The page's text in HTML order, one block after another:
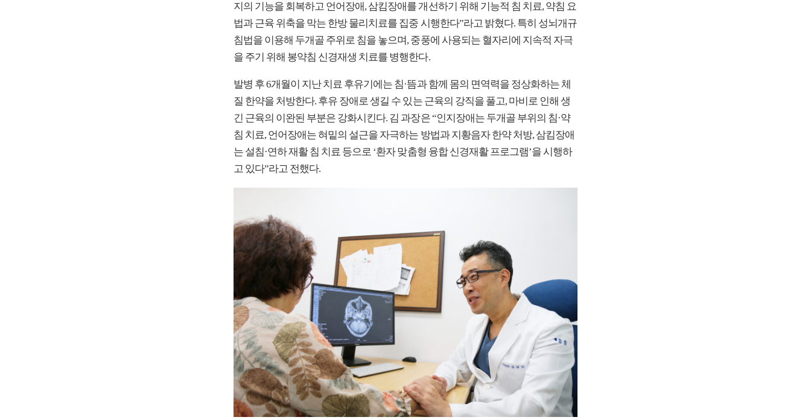
지의 기능을 회복하고 언어장애, 삼킴장애를 개선하기 위해 기능적 침 치료, 약침 요
법과 근육 위축을 막는 한방 물리치료를 집중 시행한다”라고 밝혔다. 특히 성뇌개규
침법을 이용해 두개골 주위로 침을 놓으며, 중풍에 사용되는 혈자리에 지속적 자극
을 주기 위해 봉약침 신경재생 치료를 병행한다.
발병 후 6개월이 지난 치료 후유기에는 침·뜸과 함께 몸의 면역력을 정상화하는 체
질 한약을 처방한다. 후유 장애로 생길 수 있는 근육의 강직을 풀고, 마비로 인해 생
긴 근육의 이완된 부분은 강화시킨다. 김 과장은 “인지장애는 두개골 부위의 침·약
침 치료, 언어장애는 혀밑의 설근을 자극하는 방법과 지황음자 한약 처방, 삼킴장애
는 설침·연하 재활 침 치료 등으로 ‘환자 맞춤형 융합 신경재활 프로그램’을 시행하
고 있다”라고 전했다.